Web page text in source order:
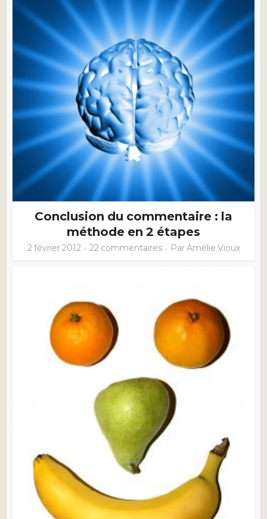
Conclusion du commentaire : la
méthode en 2 étapes
2 février 2012 22 commentaires ParAmélie Vioux